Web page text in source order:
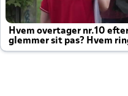
Hvem overtager nr.10
glemmer sit pas? Hvem
altid til efter kampe?